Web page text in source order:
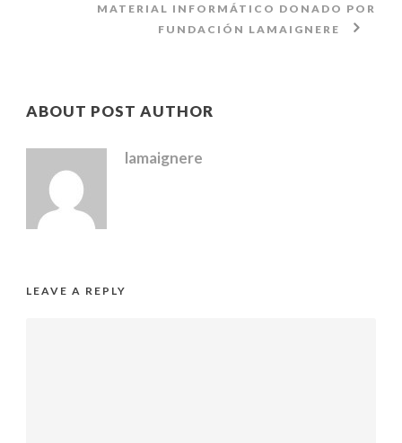
MATERIAL INFORMÁTICO DONADO POR
FUNDACIÓN LAMAIGNERE
ABOUT POST AUTHOR
lamaignere
LEAVE A REPLY